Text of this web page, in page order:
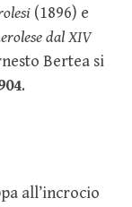
(1896) e
dal XIV
Bertea si
.
all’incrocio